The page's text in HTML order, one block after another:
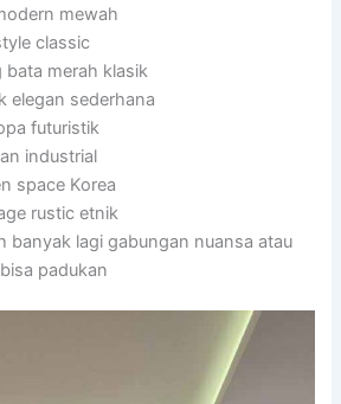
mewah
classic
bata merah klasik
elegan sederhana
futuristik
industrial
space Korea
rustic etnik
banyak lagi gabungan nuansa atau
padukan